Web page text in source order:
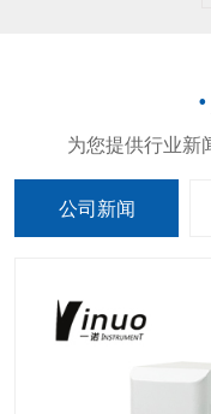
公司新闻